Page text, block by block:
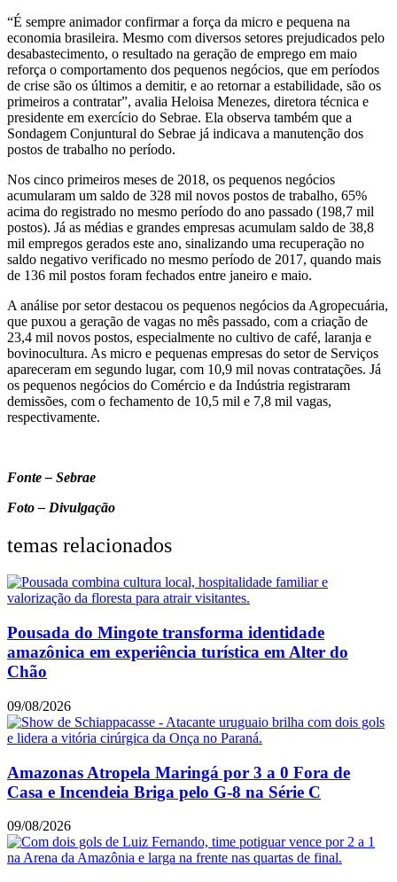
“É sempre animador confirmar a força da micro e pequena na
economia brasileira. Mesmo com diversos setores prejudicados pelo
desabastecimento, o resultado na geração de emprego em maio
reforça o comportamento dos pequenos negócios, que em períodos
de crise são os últimos a demitir, e ao retornar a estabilidade, são os
primeiros a contratar”, avalia Heloisa Menezes, diretora técnica e
presidente em exercício do Sebrae. Ela observa também que a
Sondagem Conjuntural do Sebrae já indicava a manutenção dos
postos de trabalho no período.
Nos cinco primeiros meses de 2018, os pequenos negócios
acumularam um saldo de 328 mil novos postos de trabalho, 65%
acima do registrado no mesmo período do ano passado (198,7 mil
postos). Já as médias e grandes empresas acumulam saldo de 38,8
mil empregos gerados este ano, sinalizando uma recuperação no
saldo negativo verificado no mesmo período de 2017, quando mais
de 136 mil postos foram fechados entre janeiro e maio.
A análise por setor destacou os pequenos negócios da Agropecuária,
que puxou a geração de vagas no mês passado, com a criação de
23,4 mil novos postos, especialmente no cultivo de café, laranja e
bovinocultura. As micro e pequenas empresas do setor de Serviços
apareceram em segundo lugar, com 10,9 mil novas contratações. Já
os pequenos negócios do Comércio e da Indústria registraram
demissões, com o fechamento de 10,5 mil e 7,8 mil vagas,
respectivamente.
Fonte – Sebrae
Foto – Divulgação
temas relacionados
Pousada do Mingote transforma identidade
amazônica em experiência turística em Alter do
Chão
09/08/2026
Amazonas Atropela Maringá por 3 a 0 Fora de
Casa e Incendeia Briga pelo G-8 na Série C
09/08/2026